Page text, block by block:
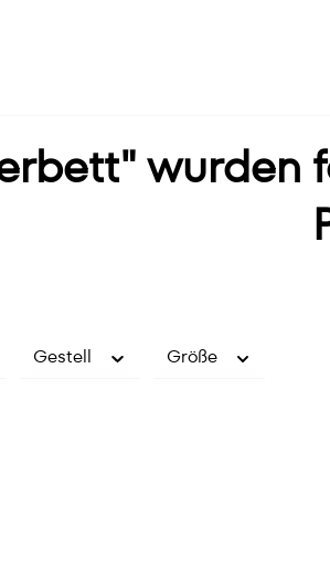
wurden
Gestell Größe